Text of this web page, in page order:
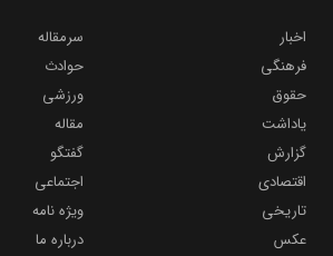
اخبار
سرمقاله
فرهنگی
حوادث
حقوق
ورزشی
یاداشت
مقاله
گزارش
گفتگو
اقتصادی
اجتماعی
تاریخی
ویژه نامه
عکس
درباره ما